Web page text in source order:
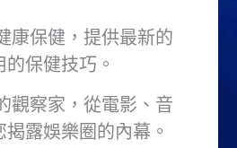
康保健，提供最新的
保健技巧。
觀察家，從電影、音
露娛樂圈的內幕。